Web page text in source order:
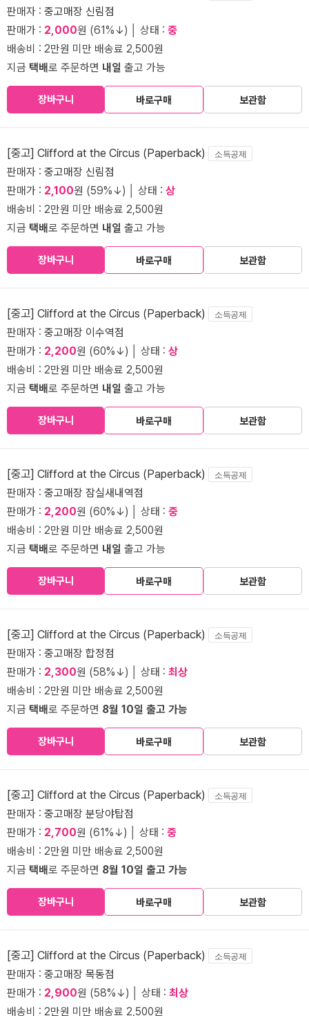
판매자 : 중고매장 신림점
판매가 : 2,000원 (61%↓) │ 상태 : 중
배송비 : 2만원 미만 배송료 2,500원
지금 택배로 주문하면 내일 출고 가능
장바구니 바로구매 보관함
[중고] Clifford at the Circus (Paperback) 소득공제
판매자 : 중고매장 신림점
판매가 : 2,100원 (59%↓) │ 상태 : 상
배송비 : 2만원 미만 배송료 2,500원
지금 택배로 주문하면 내일 출고 가능
장바구니 바로구매 보관함
[중고] Clifford at the Circus (Paperback) 소득공제
판매자 : 중고매장 이수역점
판매가 : 2,200원 (60%↓) │ 상태 : 상
배송비 : 2만원 미만 배송료 2,500원
지금 택배로 주문하면 내일 출고 가능
장바구니 바로구매 보관함
[중고] Clifford at the Circus (Paperback) 소득공제
판매자 : 중고매장 잠실새내역점
판매가 : 2,200원 (60%↓) │ 상태 : 중
배송비 : 2만원 미만 배송료 2,500원
지금 택배로 주문하면 내일 출고 가능
장바구니 바로구매 보관함
[중고] Clifford at the Circus (Paperback) 소득공제
판매자 : 중고매장 합정점
판매가 : 2,300원 (58%↓) │ 상태 : 최상
배송비 : 2만원 미만 배송료 2,500원
지금 택배로 주문하면 8월 10일 출고 가능
장바구니 바로구매 보관함
[중고] Clifford at the Circus (Paperback) 소득공제
판매자 : 중고매장 분당야탑점
판매가 : 2,700원 (61%↓) │ 상태 : 중
배송비 : 2만원 미만 배송료 2,500원
지금 택배로 주문하면 8월 10일 출고 가능
장바구니 바로구매 보관함
[중고] Clifford at the Circus (Paperback) 소득공제
판매자 : 중고매장 목동점
판매가 : 2,900원 (58%↓) │ 상태 : 최상
배송비 : 2만원 미만 배송료 2,500원